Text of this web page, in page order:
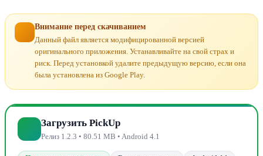
Внимание перед скачиванием
Данный файл является модифицированной версией
оригинального приложения. Устанавливайте на свой страх и
риск. Перед установкой удалите предыдущую версию, если она
была установлена из Google Play.
Загрузить PickUp
Релиз 1.2.3 • 80.51 MB • Android 4.1